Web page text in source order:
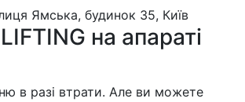
Ямська, будинок 35, Київ
на апараті
в разі втрати. Але ви можете